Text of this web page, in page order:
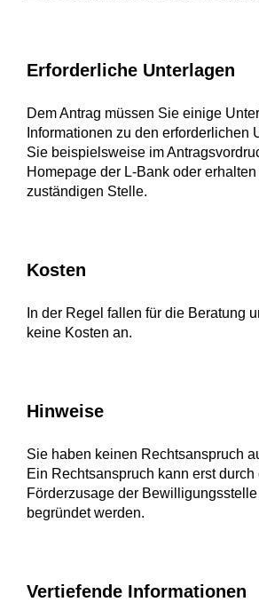
Erforderliche Unterlagen
Dem Antrag müssen Sie einige
Informationen zu den erforderlichen
Sie beispielsweise im
Homepage der L-Bank oder
zuständigen Stelle.
Kosten
In der Regel fallen für die Beratung
keine Kosten an.
Hinweise
Sie haben keinen Rechtsanspruch
Ein Rechtsanspruch kann erst durch
Förderzusage der
begründet werden.
Vertiefende Informationen